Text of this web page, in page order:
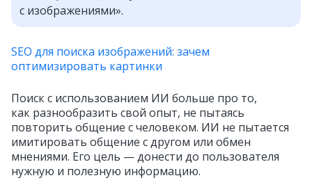
с изображениями».
SEO для поиска изображений: зачем
оптимизировать картинки
Поиск с использованием ИИ больше про то,
как разнообразить свой опыт, не пытаясь
повторить общение с человеком. ИИ не пытается
имитировать общение с другом или обмен
мнениями. Его цель — донести до пользователя
нужную и полезную информацию.